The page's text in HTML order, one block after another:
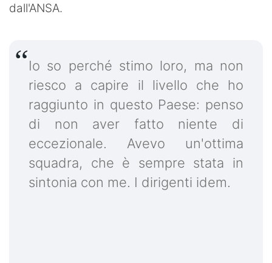
dall'ANSA.
Io so perché stimo loro, ma non
riesco a capire il livello che ho
raggiunto in questo Paese: penso
di non aver fatto niente di
eccezionale. Avevo un'ottima
squadra, che è sempre stata in
sintonia con me. I dirigenti idem.